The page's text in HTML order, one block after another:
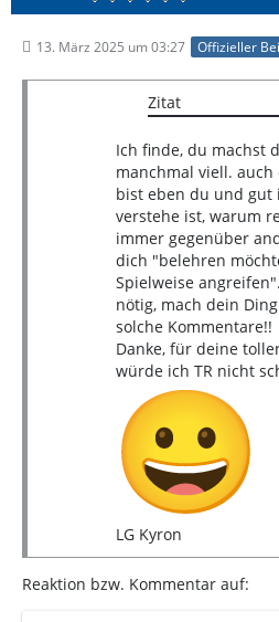
Eines freudigen
haben meine Eltern
einer Memory Card
Flohmarkt erworben.
Fun fact:Wie ich
sich bei der Memory
vollständigen
Ich habe als 11-
viel Wert darauf
„komplett“
einfach nur gefreut
durch die
waren.
Allerdings, wie das
ist, habe ich
TR2 Spielstand von
und siehe da…
musste mich alleine
kämpfen (tragisch,
erinnert wie
13. März 2025 um 03:27 Offizieller
Zitat
Ich finde, du machst
manchmal viell.
bist eben du und gut
verstehe ist, warum
immer gegenüber
dich "belehren
Spielweise
nötig, mach dein
solche Kommentare!!
Danke, für deine
würde ich TR nicht
LG Kyron
Reaktion bzw. Kommentar auf: